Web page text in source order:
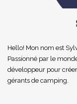
Hello! Mon nom est
Passionné par le
développeur pour
gérants de camping.